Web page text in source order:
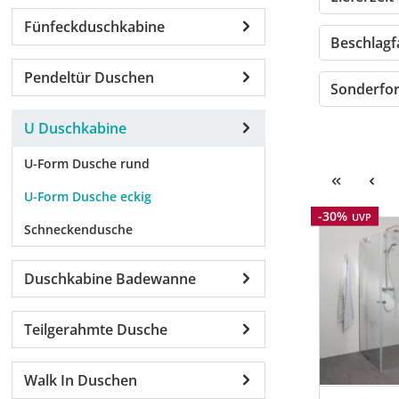
Fünfeckduschkabine
Pendeltür Duschen
U Duschkabine
U-Form Dusche rund
U-Form Dusche eckig
Schneckendusche
Duschkabine Badewanne
Teilgerahmte Dusche
Walk In Duschen
Rabatt
-30% UVP